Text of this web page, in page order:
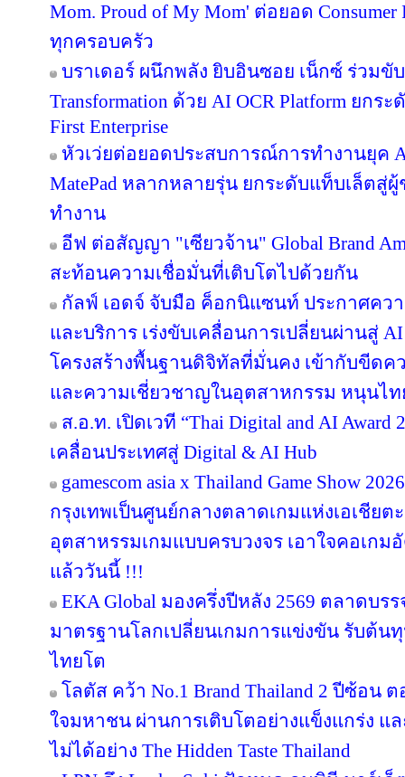
Mom. Proud of My Mom' ต่อยอด Consumer
ทุกครอบครัว
บราเดอร์ ผนึกพลัง ยิบอินซอย เน็กซ์ ร่วมขับ
Transformation ด้วย AI OCR Platform ยก
First Enterprise
หัวเว่ยต่อยอดประสบการณ์การทำงานยุค
MatePad หลากหลายรุ่น ยกระดับแท็บเล็ตสู่
ทำงาน
อีฟ ต่อสัญญา "เซียวจ้าน" Global Brand
สะท้อนความเชื่อมั่นที่เติบโตไปด้วยกัน
กัลฟ์ เอดจ์ จับมือ ค็อกนิแซนท์ ประกาศคว
และบริการ เร่งขับเคลื่อนการเปลี่ยนผ่านสู่
โครงสร้างพื้นฐานดิจิทัลที่มั่นคง เข้ากับขีดค
และความเชี่ยวชาญในอุตสาหกรรม หนุนไท
ส.อ.ท. เปิดเวที “Thai Digital and AI
เคลื่อนประเทศสู่ Digital & AI Hub
gamescom asia x Thailand Game Show
กรุงเทพเป็นศูนย์กลางตลาดเกมแห่งเอเชีย
อุตสาหรรมเกมแบบครบวงจร เอาใจคอเก
แล้ววันนี้ !!!
EKA Global มองครึ่งปีหลัง 2569 ตลาดบ
มาตรฐานโลกเปลี่ยนเกมการแข่งขัน รับต้น
ไทยโต
โลตัส คว้า No.1 Brand Thailand 2 ปีซ้อน
ใจมหาชน ผ่านการเติบโตอย่างแข็งแกร่ง
ไม่ได้อย่าง The Hidden Taste Thailand